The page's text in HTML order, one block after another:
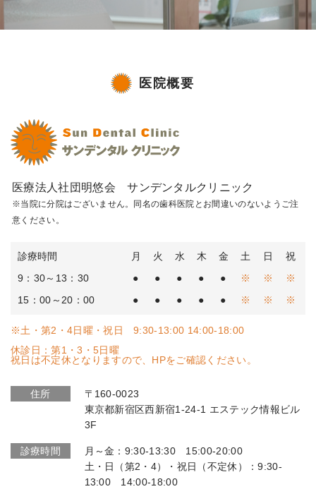
医院概要
医療法人社団明悠会 サンデンタルクリニック
※当院に分院はございません。同名の歯科医院とお間違いのないようご注
意ください。
診療時間 月 火 水 木 金 土 日
祝
9：30～13：30
● ● ● ● ● ※ ※
※
15：00～20：00
● ● ● ● ● ※ ※ ※
※土・第2・4日曜・祝日 9:30-13:00 14:00-18:00
休診日：第1・3・5日曜
祝日は不定休となりますので、HPをご確認ください。
住所
〒160-0023
東京都新宿区西新宿1-24-1 エステック情報ビル
3F
診療時間
月～金：9:30-13:30 15:00-20:00
土・日（第2・4）・祝日（不定休）：9:30-
13:00 14:00-18:00